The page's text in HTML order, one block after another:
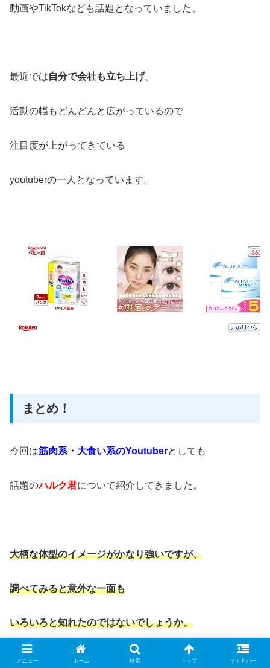
動画やTikTokなども話題となっていました。
最近では自分で会社も立ち上げ、
活動の幅もどんどんと広がっているので
注目度が上がってきている
youtuberの一人となっています。
まとめ！
今回は筋肉系・大食い系のYoutuberとしても
話題のハルク君について紹介してきました。
大柄な体型のイメージがかなり強いですが、
調べてみると意外な一面も
いろいろと知れたのではないでしょうか。
メニュー ホーム 検索 トップ サイドバー